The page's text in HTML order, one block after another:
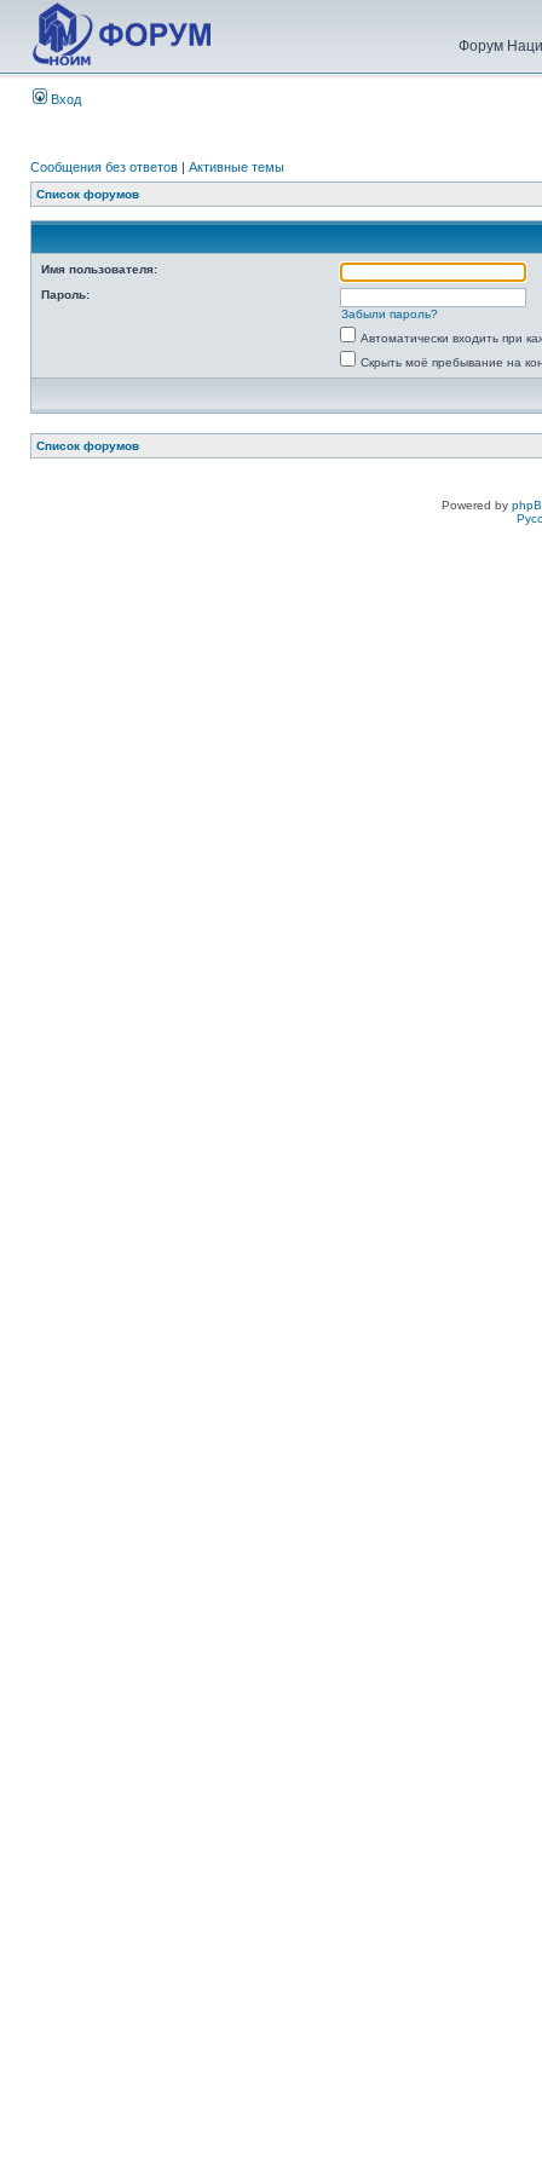
Форум
Вход
Сообщения без ответов | Активные темы
Список форумов
Имя пользователя:
Пароль:
Забыли пароль?
Автоматически входить при
Скрыть моё пребывание на
Список форумов
Powered by